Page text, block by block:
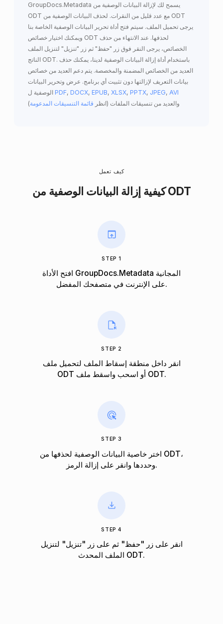
GroupDocs.Metadata يسمح لك لإزالة البيانات الوصفية من
ODT
يرجى تحميل الملف. سيتم فتح أداة تحرير البيانات الوصفية الخاصة بنا
ويمكنك اختيار خصائص ODT لحذفها. عند الانتهاء من حذف
الخصائص، يرجى النقر فوق زر "حفظ" ثم زر "تنزيل" لتنزيل الملف
الناتج ODT. باستخدام أداة إزالة البيانات الوصفية لدينا، يمكنك حذف
العديد من الخصائص المضمنة والمخصصة. يتم دعم العديد من خصائص
بيانات التعريف لإزالتها دون تثبيت أي برنامج. عرض وتحرير البيانات
PDF, DOCX, EPUB, XLSX, PPTX, JPEG, AVI
والعديد من تنسيقات الملفات (انظر قائمة التنسيقات المدعومة)
كيف تعمل
كيفية إزالة البيانات الوصفية من ODT
STEP 1
افتح الأداة GroupDocs.Metadata المجانية
على الإنترنت في متصفحك المفضل.
STEP 2
انقر داخل منطقة إسقاط الملف لتحميل ملف
ODT أو اسحب واسقط ملف ODT.
STEP 3
اختر خاصية البيانات الوصفية لحذفها من ODT،
وحددها وانقر على إزالة الرمز.
STEP 4
انقر على زر "حفظ" ثم على زر "تنزيل" لتنزيل
الملف المحدث ODT.